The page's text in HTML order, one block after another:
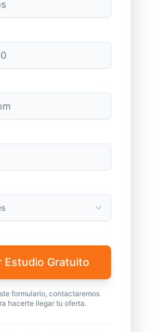
Estudio Gratuito
formulario, contactaremos
hacerte llegar tu oferta.